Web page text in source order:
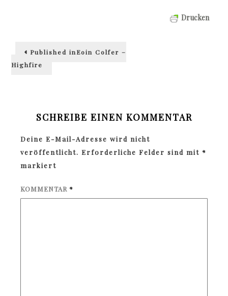
Drucken
Beitragsnavigation
Published inEoin Colfer –
Highfire
SCHREIBE EINEN KOMMENTAR
Deine E-Mail-Adresse wird nicht
veröffentlicht. Erforderliche Felder sind mit *
markiert
KOMMENTAR *